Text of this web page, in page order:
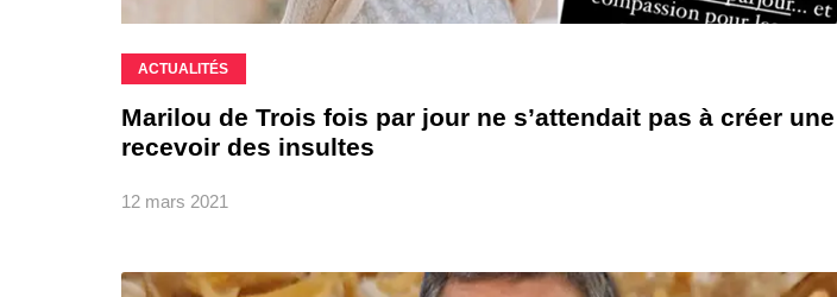
ACTUALITÉS
Marilou de Trois fois par jour ne s’attendait pas à créer
recevoir des insultes
12 mars 2021